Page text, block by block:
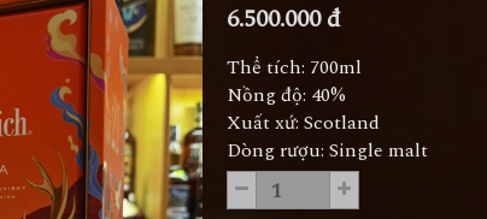
6.500.000 đ
Thể tích: 700ml
Nồng độ: 40%
Xuất xứ: Scotland
Dòng rượu: Single malt